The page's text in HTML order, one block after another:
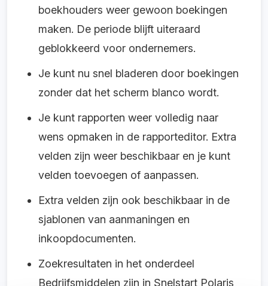
boekhouders weer gewoon boekingen
maken. De periode blijft uiteraard
geblokkeerd voor ondernemers.
Je kunt nu snel bladeren door boekingen
zonder dat het scherm blanco wordt.
Je kunt rapporten weer volledig naar
wens opmaken in de rapporteditor. Extra
velden zijn weer beschikbaar en je kunt
velden toevoegen of aanpassen.
Extra velden zijn ook beschikbaar in de
sjablonen van aanmaningen en
inkoopdocumenten.
Zoekresultaten in het onderdeel
Bedrijfsmiddelen zijn in Snelstart Polaris